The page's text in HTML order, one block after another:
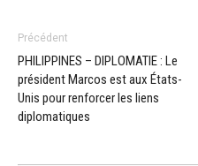
Précédent
PHILIPPINES – DIPLOMATIE : Le
président Marcos est aux États-
Unis pour renforcer les liens
diplomatiques